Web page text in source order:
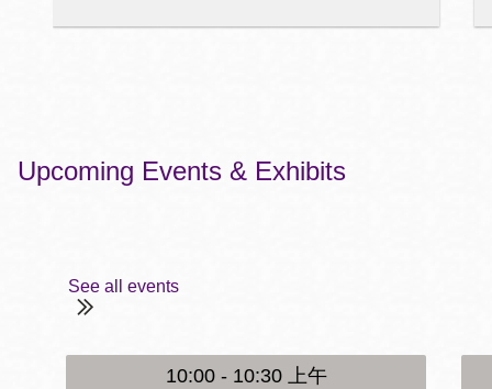
Upcoming Events & Exhibits
See all events
10:00 - 10:30 上午